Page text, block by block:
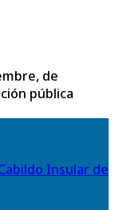
de
pública
Insular de